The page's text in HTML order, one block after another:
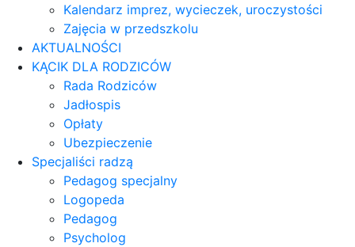
Kalendarz imprez, wycieczek, uroczystości
Zajęcia w przedszkolu
AKTUALNOŚCI
KĄCIK DLA RODZICÓW
Rada Rodziców
Jadłospis
Opłaty
Ubezpieczenie
Specjaliści radzą
Pedagog specjalny
Logopeda
Pedagog
Psycholog